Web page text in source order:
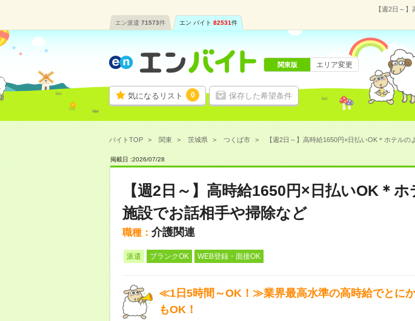
【週2日～
エン派遣 71573件 エン バイト 82531件
気になるリスト 0 保存した希望条件
関東版 エリア変更
バイトTOP 関東 茨城県 つくば市 【週2日～】高時給1650円×日払いOK＊ホテルの
掲載日 :2026/07/28
【週2日～】高時給1650円×日払いOK＊
施設でお話相手や掃除など
職種： 介護関連
派遣 ブランクOK WEB登録・面接OK
≪1日5時間～OK！≫業界最高水準の高時給でとに
もOK！